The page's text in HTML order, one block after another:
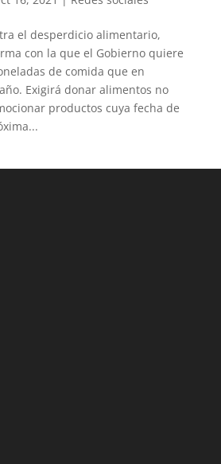
el desperdicio alimentario,
con la que el Gobierno quiere
de comida que en
Exigirá donar alimentos no
productos cuya fecha de